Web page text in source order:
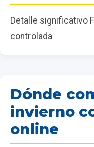
Detalle significativo
controlada
Dónde
invierno
online